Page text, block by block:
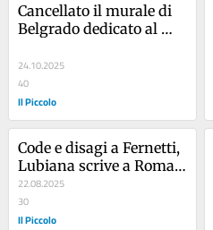
Cancellato il murale di
Belgrado dedicato al
le due piste possibili
24.10.2025
40
Il Piccolo
Code e disagi a Fernetti,
Lubiana scrive a Roma:
«L’Italia intervenga»
22.08.2025
30
Il Piccolo